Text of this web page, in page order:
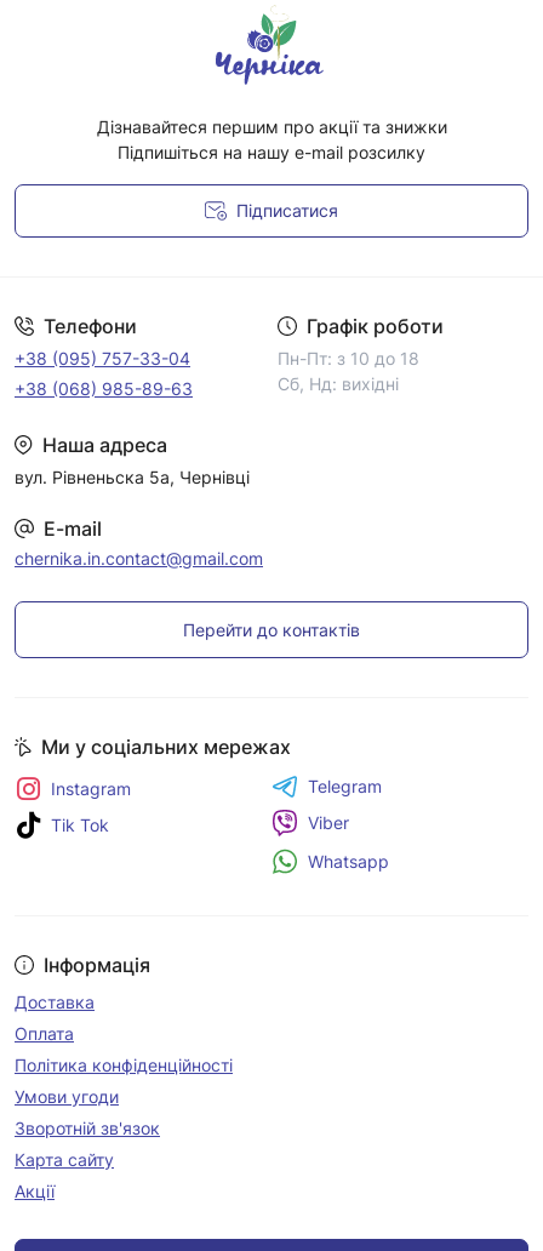
Дізнавайтеся першим про акції та знижки
Підпишіться на нашу e-mail розсилку
Підписатися
Телефони
+38 (095) 757-33-04
+38 (068) 985-89-63
Графік роботи
Пн-Пт: з 10 до 18
Сб, Нд: вихідні
Наша адреса
вул. Рівненьска 5а, Чернівці
E-mail
chernika.in.contact@gmail.com
Перейти до контактів
Інформація
Доставка
Оплата
Політика конфіденційності
Умови угоди
Зворотній зв'язок
Карта сайту
Акції
Ми у соціальних мережах
Instagram
Tik Tok
Telegram
Viber
Whatsapp